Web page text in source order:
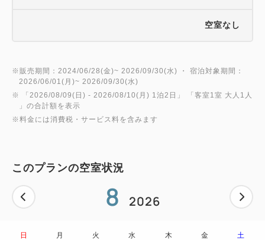
空室なし
※販売期間：2024/06/28(金)~ 2026/09/30(水) ・ 宿泊対象期間：
2026/06/01(月)~ 2026/09/30(水)
※ 「 2026/08/09(日) - 2026/08/10(月) 1泊2日 」 「客室1室 大人1人
」の合計額を表示
※料金には消費税・サービス料を含みます
このプランの空室状況
8 2026
日 月 火 水 木 金 土